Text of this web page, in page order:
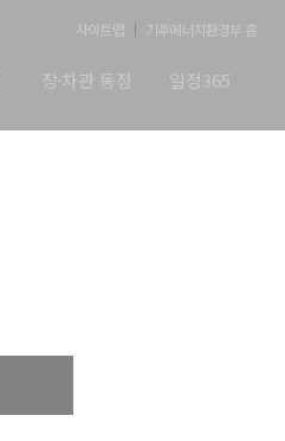
사이트맵 기후에너지환경부 홈
장·차관 동정 일정365